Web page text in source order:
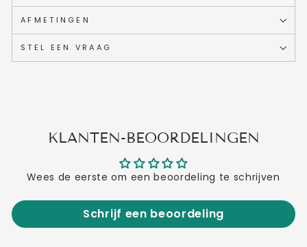
AFMETINGEN
STEL EEN VRAAG
KLANTEN-BEOORDELINGEN
Wees de eerste om een beoordeling te schrijven
Schrijf een beoordeling